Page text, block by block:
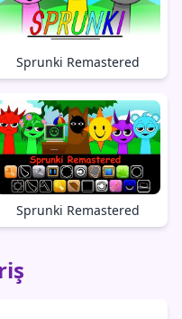
Sprunki Remastered
Sprunki Remastered